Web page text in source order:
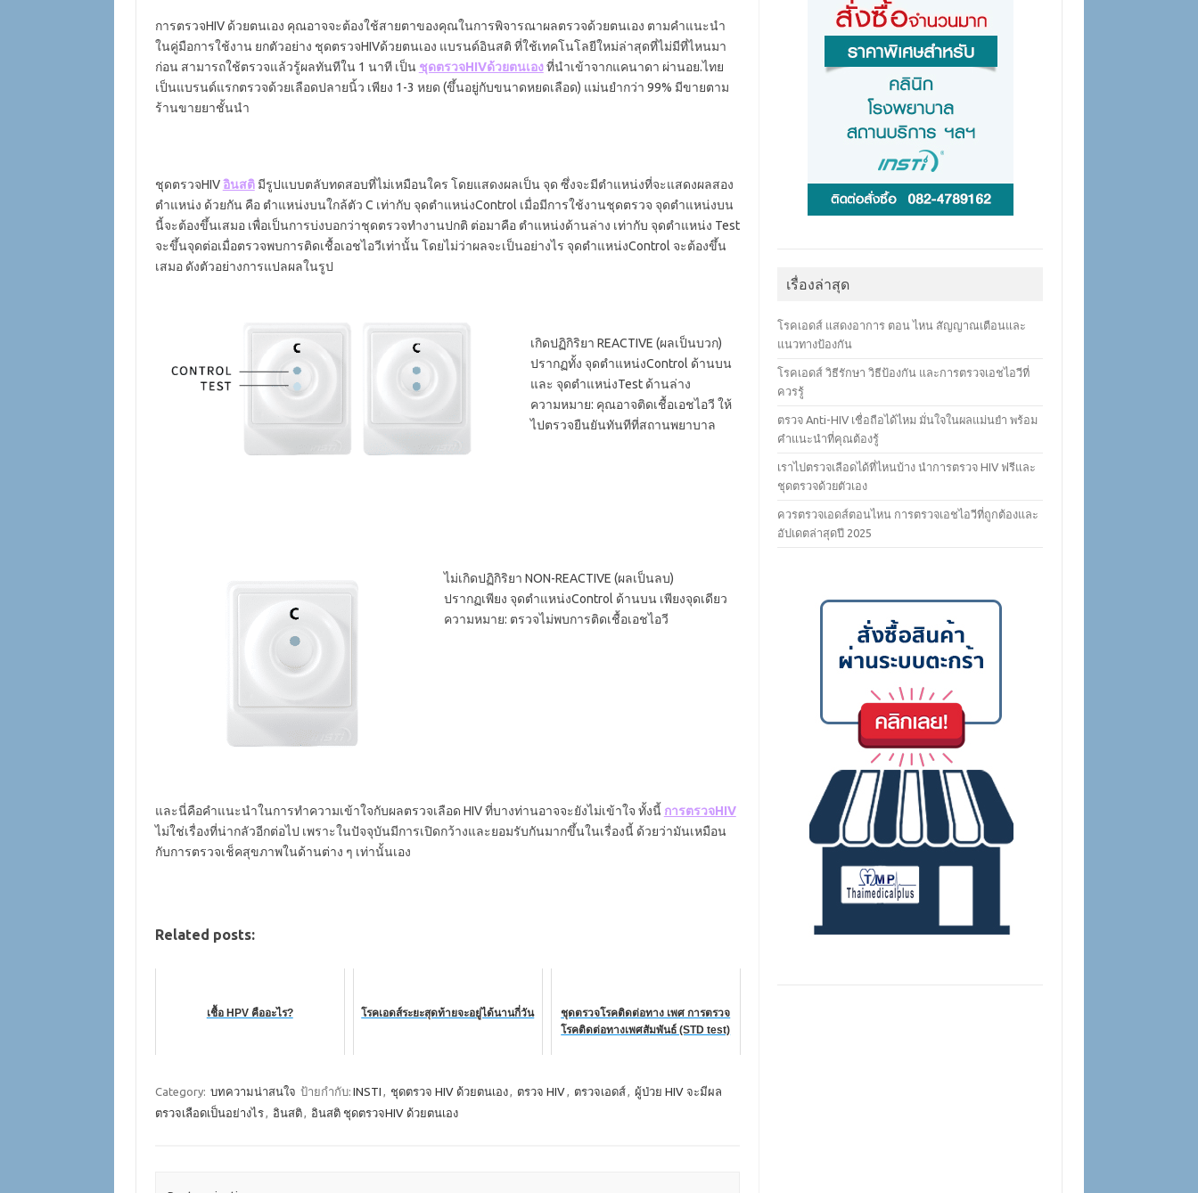
การตรวจHIV ด้วยตนเอง คุณอาจจะต้องใช้สายตาของคุณในการพิจารณาผลตรวจด้วยตนเอง ตามคำแนะนำ
ในคู่มือการใช้งาน ยกตัวอย่าง ชุดตรวจHIVด้วยตนเอง แบรนด์อินสติ ที่ใช้เทคโนโลยีใหม่ล่าสุดที่ไม่มีที่ไหนมา
ก่อน สามารถใช้ตรวจแล้วรู้ผลทันทีใน 1 นาที เป็น ชุดตรวจHIVด้วยตนเองที่นำเข้าจากแคนาดา ผ่านอย.ไทย
เป็นแบรนด์แรกตรวจด้วยเลือดปลายนิ้ว เพียง 1-3 หยด (ขึ้นอยู่กับขนาดหยดเลือด) แม่นยำกว่า 99% มีขายตาม
ร้านขายยาชั้นนำ
ชุดตรวจHIVอินสติมีรูปแบบตลับทดสอบที่ไม่เหมือนใคร โดยแสดงผลเป็น จุด ซึ่งจะมีตำแหน่งที่จะแสดงผลสอง
ตำแหน่ง ด้วยกัน คือ ตำแหน่งบนใกล้ตัว C เท่ากับ จุดตำแหน่งControl เมื่อมีการใช้งานชุดตรวจ จุดตำแหน่งบน
นี้จะต้องขึ้นเสมอ เพื่อเป็นการบ่งบอกว่าชุดตรวจทำงานปกติ ต่อมาคือ ตำแหน่งด้านล่าง เท่ากับ จุดตำแหน่ง Test
จะขึ้นจุดต่อเมื่อตรวจพบการติดเชื้อเอชไอวีเท่านั้น โดยไม่ว่าผลจะเป็นอย่างไร จุดตำแหน่งControl จะต้องขึ้น
เสมอ ดังตัวอย่างการแปลผลในรูป
เกิดปฏิกิริยา REACTIVE (ผลเป็นบวก)
ปรากฏทั้ง จุดตำแหน่งControl ด้านบน
และ จุดตำแหน่งTest ด้านล่าง
ความหมาย: คุณอาจติดเชื้อเอชไอวี ให้
ไปตรวจยืนยันทันทีที่สถานพยาบาล
ไม่เกิดปฏิกิริยา NON-REACTIVE (ผลเป็นลบ)
ปรากฏเพียง จุดตำแหน่งControl ด้านบน เพียงจุดเดียว
ความหมาย: ตรวจไม่พบการติดเชื้อเอชไอวี
และนี่คือคำแนะนำในการทำความเข้าใจกับผลตรวจเลือด HIV ที่บางท่านอาจจะยังไม่เข้าใจ ทั้งนี้ การตรวจHIV
ไม่ใช่เรื่องที่น่ากลัวอีกต่อไป เพราะในปัจจุบันมีการเปิดกว้างและยอมรับกันมากขึ้นในเรื่องนี้ ด้วยว่ามันเหมือน
กับการตรวจเช็คสุขภาพในด้านต่าง ๆ เท่านั้นเอง
Related posts:
เชื้อ HPV คืออะไร? โรคเอดส์ระยะสุดท้ายจะอยู่ได้นานกี่วัน
ชุดตรวจโรคติดต่อทาง เพศ การตรวจ
โรคติดต่อทางเพศสัมพันธ์ (STD test)
Category: บทความน่าสนใจ ป้ายกำกับ: INSTI , ชุดตรวจ HIV ด้วยตนเอง, ตรวจ HIV, ตรวจเอดส์, ผู้ป่วย HIV จะมีผล
ตรวจเลือดเป็นอย่างไร, อินสติ, อินสติ ชุดตรวจHIV ด้วยตนเอง
เรื่องล่าสุด
โรคเอดส์ แสดงอาการ ตอน ไหน สัญญาณเตือนและ
แนวทางป้องกัน
โรคเอดส์ วิธีรักษา วิธีป้องกัน และการตรวจเอชไอวีที่
ควรรู้
ตรวจ Anti-HIV เชื่อถือได้ไหม มั่นใจในผลแม่นยำ พร้อม
คำแนะนำที่คุณต้องรู้
เราไปตรวจเลือดได้ที่ไหนบ้าง นำการตรวจ HIV ฟรีและ
ชุดตรวจด้วยตัวเอง
ควรตรวจเอดส์ตอนไหน การตรวจเอชไอวีที่ถูกต้องและ
อัปเดตล่าสุดปี 2025